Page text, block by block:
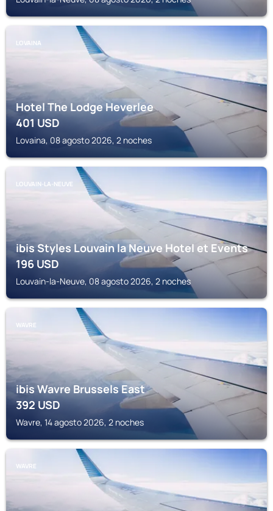
LOVAINA
Hotel The Lodge Heverlee
401USD
Lovaina, 08 agosto 2026, 2 noches
LOUVAIN-LA-NEUVE
ibis Styles Louvain la Neuve Hotel et Events
196USD
Louvain-la-Neuve, 08 agosto 2026, 2 noches
WAVRE
ibis Wavre Brussels East
392USD
Wavre, 14 agosto 2026, 2 noches
WAVRE